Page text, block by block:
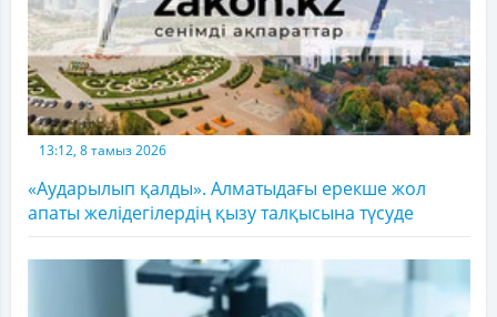
13:12, 8 тамыз 2026
«Аударылып қалды». Алматыдағы ерекше жол
апаты желідегілердің қызу талқысына түсуде